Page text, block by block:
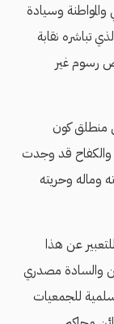
وسيادة
تباشره نقابة
رسوم غير
منطلق كون
والكفاح قد وجدت
وماله وحريته
عن هذا
والسادة مصدري
للجمعيات